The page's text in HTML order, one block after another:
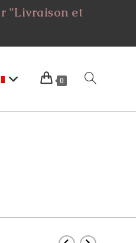
"Livraison et
0 Toggle